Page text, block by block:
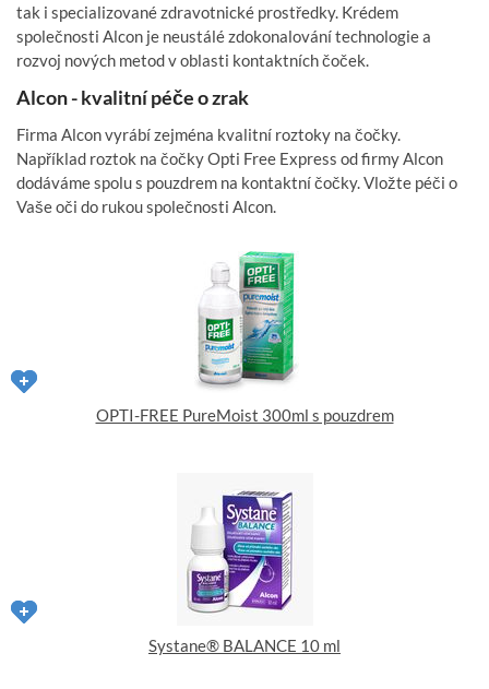
tak i specializované zdravotnické prostředky. Krédem
společnosti Alcon je neustálé zdokonalování technologie a
rozvoj nových metod v oblasti kontaktních čoček.
Alcon - kvalitní péče o zrak
Firma Alcon vyrábí zejména kvalitní roztoky na čočky.
Například roztok na čočky Opti Free Express od firmy Alcon
dodáváme spolu s pouzdrem na kontaktní čočky. Vložte péči o
Vaše oči do rukou společnosti Alcon.
OPTI-FREE PureMoist 300ml s pouzdrem
Systane® BALANCE 10 ml